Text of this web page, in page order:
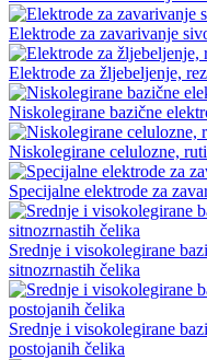
Elektrode za zavarivanje
Elektrode za žljebeljenje,
Niskolegirane bazične
Niskolegirane celulozne,
Specijalne elektrode za
Srednje i visokolegirane
sitnozrnastih čelika
Srednje i visokolegirane
postojanih čelika